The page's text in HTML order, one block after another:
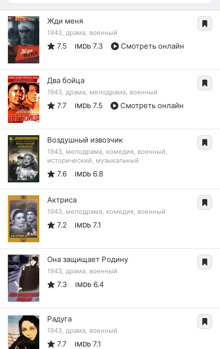
Жди меня
1943, драма, военный
7.5 IMDb 7.3 Смотреть онлайн
Два бойца
1943, драма, мелодрама, военный
7.7 IMDb 7.5 Смотреть онлайн
Воздушный извозчик
1943, мелодрама, комедия, военный,
исторический, музыкальный
7.6 IMDb 6.8
Актриса
1943, мелодрама, комедия, военный
7.2 IMDb 7.1
Она защищает Родину
1943, драма, военный
7.3 IMDb 6.4
Радуга
1943, драма, военный
7.7 IMDb 7.1